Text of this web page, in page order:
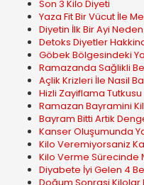
Son 3 Kilo Diyeti
Yaza Fit Bir Vücut İle
Diyetin İlk Bir Ayi
Detoks Diyetler
Göbek Bölgesindeki
Ramazanda Sağlikli
Açlik Krizleri İle Nasil
Hizli Zayiflama Tutkusu
Ramazan Bayramini
Bayram Bitti Artik
Kanser Oluşumunda
Kilo Veremiyorsaniz
Kilo Verme Sürecinde
Diyabete İyi Gelen 4